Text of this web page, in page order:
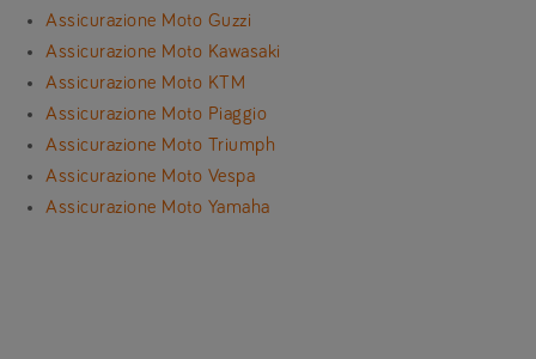
Assicurazione Moto Guzzi
Assicurazione Moto Kawasaki
Assicurazione Moto KTM
Assicurazione Moto Piaggio
Assicurazione Moto Triumph
Assicurazione Moto Vespa
Assicurazione Moto Yamaha